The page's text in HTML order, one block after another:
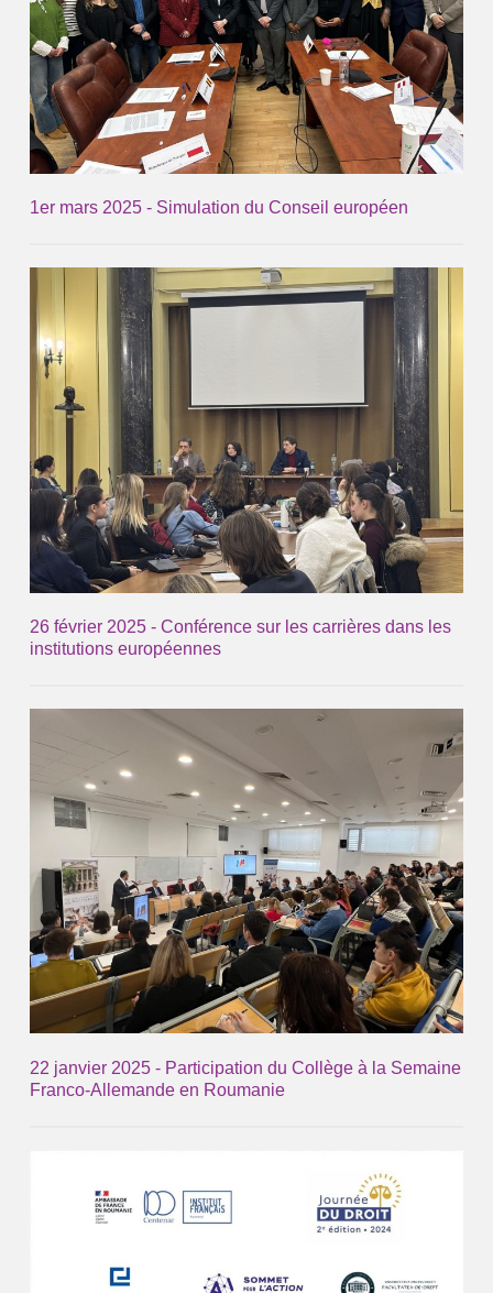
1er mars 2025 - Simulation du Conseil européen
26 février 2025 - Conférence sur les carrières dans les
institutions européennes
22 janvier 2025 - Participation du Collège à la Semaine
Franco-Allemande en Roumanie